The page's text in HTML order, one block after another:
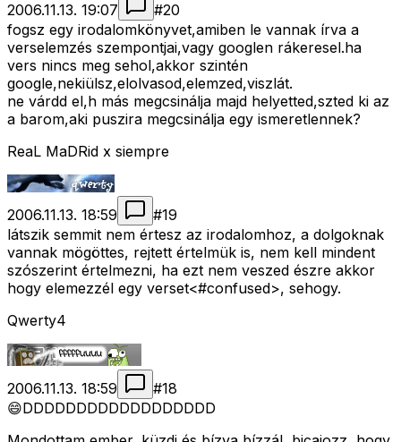
2006.11.13. 19:07 #20
fogsz egy irodalomkönyvet,amiben le vannak írva a
verselemzés szempontjai,vagy googlen rákeresel.ha
vers nincs meg sehol,akkor szintén
google,nekiülsz,elolvasod,elemzed,viszlát.
ne várdd el,h más megcsinálja majd helyetted,szted ki az
a barom,aki puszira megcsinálja egy ismeretlennek?
ReaL MaDRid x siempre
2006.11.13. 18:59 #19
látszik semmit nem értesz az irodalomhoz, a dolgoknak
vannak mögöttes, rejtett értelmük is, nem kell mindent
szószerint értelmezni, ha ezt nem veszed észre akkor
hogy elemezzél egy verset<#confused>, sehogy.
Qwerty4
2006.11.13. 18:59 #18
😄DDDDDDDDDDDDDDDDDD